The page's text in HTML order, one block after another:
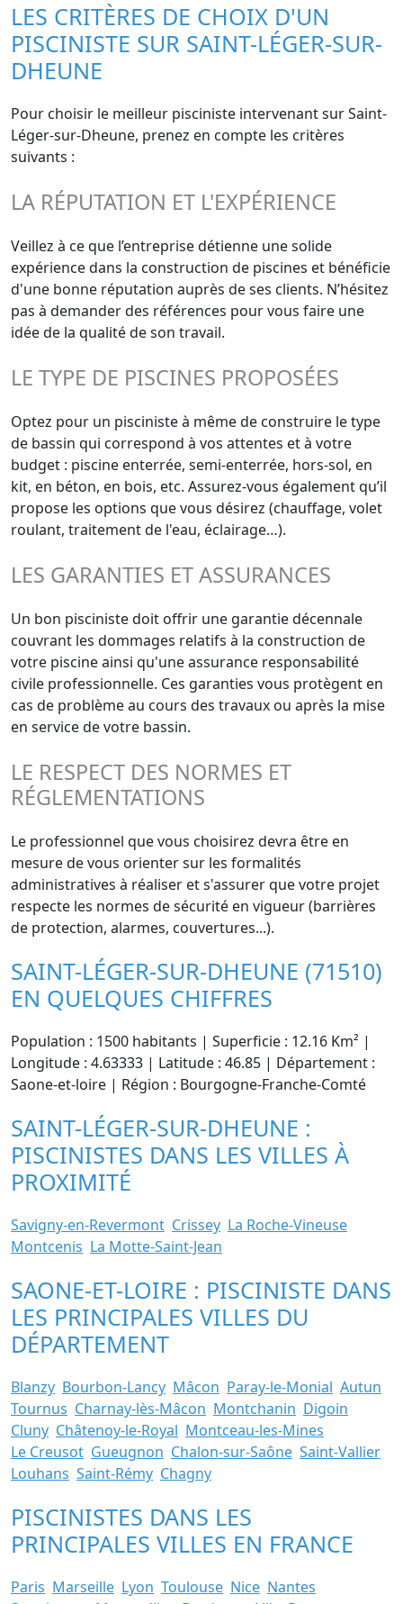
LES CRITÈRES DE CHOIX D'UN
PISCINISTE SUR SAINT-LÉGER-SUR-
DHEUNE
Pour choisir le meilleur pisciniste intervenant sur Saint-
Léger-sur-Dheune, prenez en compte les critères
suivants :
LA RÉPUTATION ET L'EXPÉRIENCE
Veillez à ce que l’entreprise détienne une solide
expérience dans la construction de piscines et bénéficie
d'une bonne réputation auprès de ses clients. N’hésitez
pas à demander des références pour vous faire une
idée de la qualité de son travail.
LE TYPE DE PISCINES PROPOSÉES
Optez pour un pisciniste à même de construire le type
de bassin qui correspond à vos attentes et à votre
budget : piscine enterrée, semi-enterrée, hors-sol, en
kit, en béton, en bois, etc. Assurez-vous également qu’il
propose les options que vous désirez (chauffage, volet
roulant, traitement de l'eau, éclairage…).
LES GARANTIES ET ASSURANCES
Un bon pisciniste doit offrir une garantie décennale
couvrant les dommages relatifs à la construction de
votre piscine ainsi qu'une assurance responsabilité
civile professionnelle. Ces garanties vous protègent en
cas de problème au cours des travaux ou après la mise
en service de votre bassin.
LE RESPECT DES NORMES ET
RÉGLEMENTATIONS
Le professionnel que vous choisirez devra être en
mesure de vous orienter sur les formalités
administratives à réaliser et s'assurer que votre projet
respecte les normes de sécurité en vigueur (barrières
de protection, alarmes, couvertures...).
SAINT-LÉGER-SUR-DHEUNE (71510)
EN QUELQUES CHIFFRES
Population : 1500 habitants | Superficie : 12.16 Km² |
Longitude : 4.63333 | Latitude : 46.85 | Département :
Saone-et-loire | Région : Bourgogne-Franche-Comté
SAINT-LÉGER-SUR-DHEUNE :
PISCINISTES DANS LES VILLES À
PROXIMITÉ
Savigny-en-Revermont Crissey La Roche-Vineuse
Montcenis La Motte-Saint-Jean
SAONE-ET-LOIRE : PISCINISTE DANS
LES PRINCIPALES VILLES DU
DÉPARTEMENT
Blanzy Bourbon-Lancy Mâcon Paray-le-Monial Autun
Tournus Charnay-lès-Mâcon Montchanin Digoin
Cluny Châtenoy-le-Royal Montceau-les-Mines
Le Creusot Gueugnon Chalon-sur-Saône Saint-Vallier
Louhans Saint-Rémy Chagny
PISCINISTES DANS LES
PRINCIPALES VILLES EN FRANCE
Paris Marseille Lyon Toulouse Nice Nantes